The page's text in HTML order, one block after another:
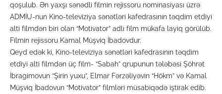
qoşulub. Ən yaxşı sənədli filmin rejissoru nominasiyası üzrə
ADMİU-nun Kino-televiziya sənətləri kafedrasının təqdim etdiyi
alti filmdən biri olan “Motivator” adlı film mükafa layiq görülüb.
Filmin rejissoru Kamal Müşviq İbadovdur.
Qeyd edək ki, Kino-televiziya sənətləri kafedrasının təqdim
etdiyi alti filmdən üç film- “Sabah” qrupunun tələbəsi Şöhrət
İbragimovun “Şirin yuxu”, Elmar Fərzəliyəvin “Hökm” və Kamal
Müşviq İbadovun “Motivator” filmləri müsabiqədə iştirak edib.